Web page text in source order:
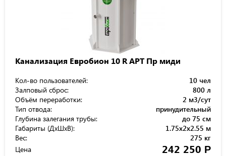
Канализация Евробион 10 R АРТ Пр миди
Кол-во пользователей:
10 чел
Залповый сброс:
800 л
Объём переработки:
2 м3/сут
Тип отвода:
принудительный
Глубина залегания трубы:
до 75 см
Габариты (ДхШхВ):
1.75x2x2.55 м
Вес:
275 кг
Цена
242 250 Р